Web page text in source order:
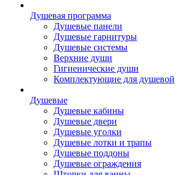
Душевая программа
Душевые панели
Душевые гарнитуры
Душевые системы
Верхние души
Гигиенические души
Комплектующие для душевой
Душевые
Душевые кабины
Душевые двери
Душевые уголки
Душевые лотки и трапы
Душевые поддоны
Душевые ограждения